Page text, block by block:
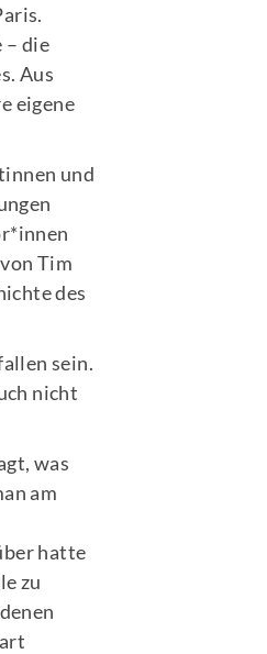
– die
Aus
eigene
und
Tim
des
sein.
nicht
was
am
hatte
zu